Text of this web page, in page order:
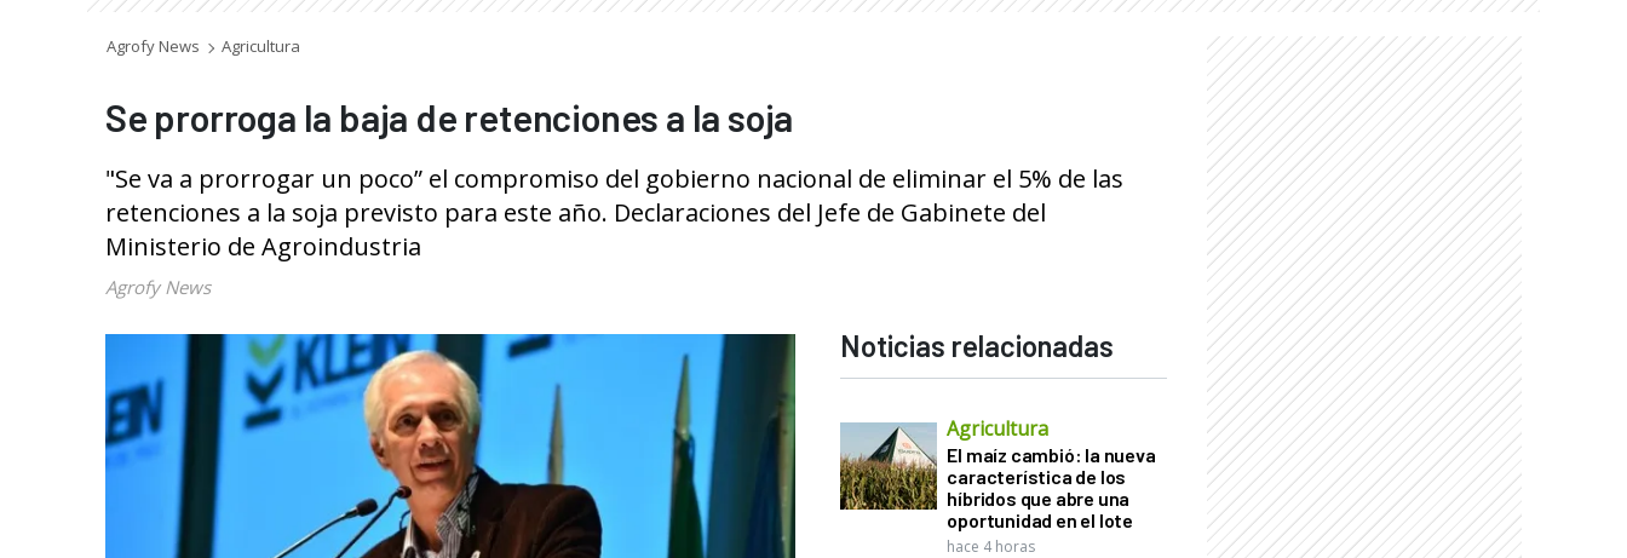
Agrofy News Agricultura
Se prorroga la baja de retenciones a la soja
"Se va a prorrogar un poco” el compromiso del gobierno nacional de eliminar el 5% de las
retenciones a la soja previsto para este año. Declaraciones del Jefe de Gabinete del
Ministerio de Agroindustria
Agrofy News
Noticias relacionadas
Agricultura
El maíz cambió: la nueva
característica de los
híbridos que abre una
oportunidad en el lote
hace 4 horas